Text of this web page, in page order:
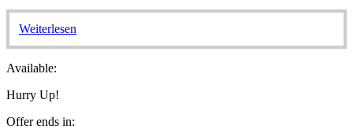
Weiterlesen
Available:
Hurry Up!
Offer ends in: